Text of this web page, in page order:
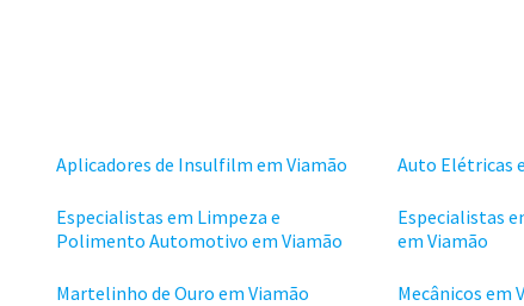
Aplicadores de Insulfilm em Viamão Auto Elétricas
Especialistas em Limpeza e
Polimento Automotivo em Viamão
Especialistas
em Viamão
Martelinho de Ouro em Viamão Mecânicos em